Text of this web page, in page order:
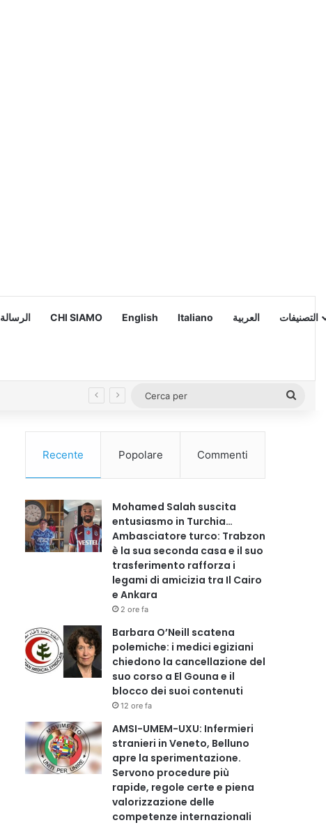
Missione – الرسالة CHI SIAMO English Italiano العربية التصنيفات
Recente Popolare Commenti
Mohamed Salah suscita
entusiasmo in Turchia…
Ambasciatore turco: Trabzon
è la sua seconda casa e il suo
trasferimento rafforza i
legami di amicizia tra Il Cairo
e Ankara
2 ore fa
Barbara O’Neill scatena
polemiche: i medici egiziani
chiedono la cancellazione del
suo corso a El Gouna e il
blocco dei suoi contenuti
12 ore fa
AMSI-UMEM-UXU: Infermieri
stranieri in Veneto, Belluno
apre la sperimentazione.
Servono procedure più
rapide, regole certe e piena
valorizzazione delle
competenze internazionali